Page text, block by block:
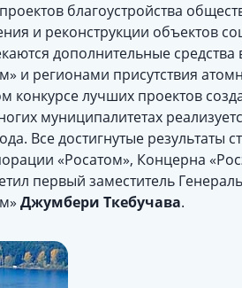
благоустройства
и реконструкции объектов
дополнительные
и регионами присутствия
конкурсе лучших проектов
муниципалитетах
Все достигнутые
«Росатом», Концерна
первый заместитель
Джумбери Ткебучава.